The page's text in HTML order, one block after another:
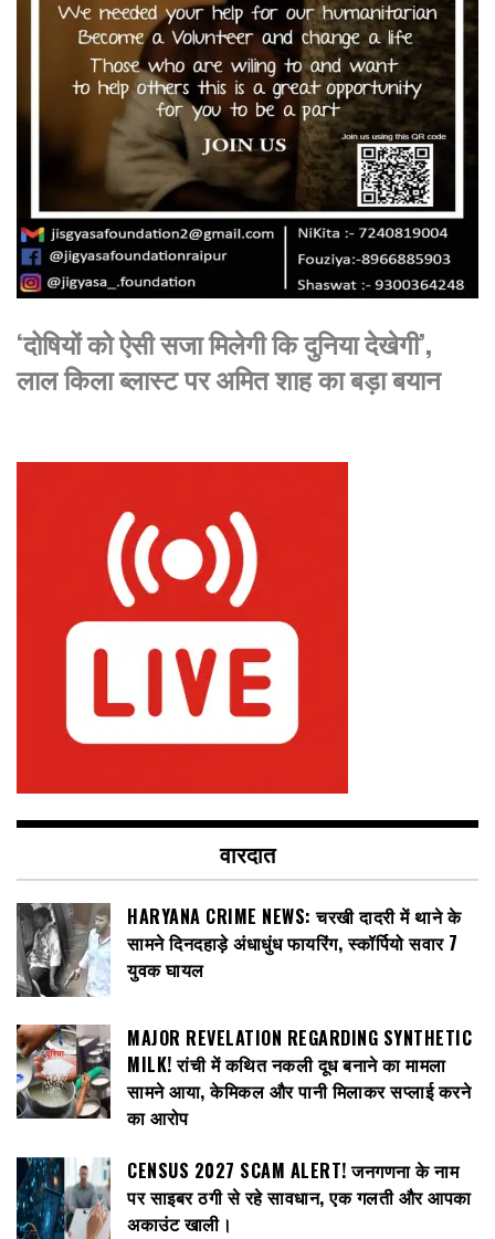
‘दोषियों को ऐसी सजा मिलेगी कि दुनिया देखेगी’,
लाल किला ब्लास्ट पर अमित शाह का बड़ा बयान
वारदात
HARYANA CRIME NEWS: चरखी दादरी में थाने के
सामने दिनदहाड़े अंधाधुंध फायरिंग, स्कॉर्पियो सवार 7
युवक घायल
MAJOR REVELATION REGARDING SYNTHETIC
MILK! रांची में कथित नकली दूध बनाने का मामला
सामने आया, केमिकल और पानी मिलाकर सप्लाई करने
का आरोप
CENSUS 2027 SCAM ALERT! जनगणना के नाम
पर साइबर ठगी से रहे सावधान, एक गलती और आपका
अकाउंट खाली।